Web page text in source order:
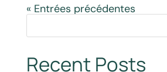
« Entrées précédentes
Recent Posts